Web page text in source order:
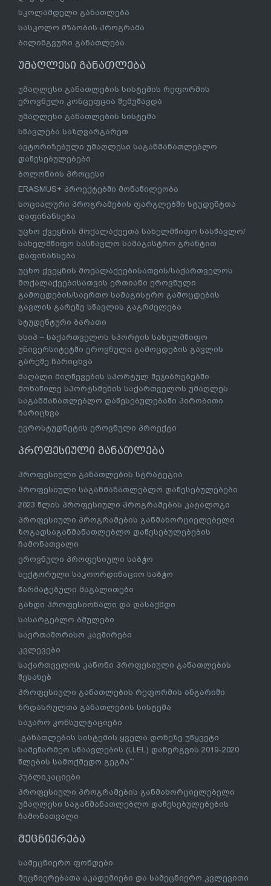
სკოლამდელი განათლება
სასკოლო მზაობის პროგრამა
ბილინგვური განათლება
უმაღლესი განათლება
უმაღლესი განათლების სისტემის რეფორმის
ეროვნული კონცეფცია შემუშავდა
უმაღლესი განათლების სისტემა
სწავლება საზღვარგარეთ
ავტორიზებული უმაღლესი საგანმანათლებლო
დაწესებულებები
ბოლონიის პროცესი
ERASMUS+ პროექტებში მონაწილეობა
სოციალური პროგრამების ფარგლებში სტუდენტთა
დაფინანსება
უცხო ქვეყნის მოქალაქეეთა სახელმწიფო სასწავლო/
სახელმწიფო სასწავლო სამაგისტრო გრანტით
დაფინანსება
უცხო ქვეყნის მოქალაქეებისათვის/საქართველოს
მოქალაქეებისათვის ერთიანი ეროვნული
გამოცდების/საერთო სამაგისტრო გამოცდების
გავლის გარეშე სწავლის გაგრძელება
სტუდენტური ბარათი
სსიპ – საქართველოს სპორტის სახელმწიფო
უნივერსიტეტში ეროვნული გამოცდების გავლის
გარეშე ჩარიცხვა
მაღალი მიღწევების სპორტულ შეჯიბრებებში
მონაწილე სპორტსმენის საქართველოს უმაღლეს
საგანმანათლებლო დაწესებულებაში პირობითი
ჩარიცხვა
ევროსტუდნეტის ეროვნული პროექტი
პროფესიული განათლება
პროფესიული განათლების სტრატეგია
პროფესიული საგანმანათლებლო დაწესებულებები
2023 წლის პროფესიული პროგრამების კატალოგი
პროფესიული პროგრამების განმახორციელებელი
ზოგადსაგანმანათლებლო დაწესებულებების
ჩამონათვალი
ეროვნული პროფესიული საბჭო
სექტორული საკოორდინაციო საბჭო
წარმატებული მაგალითები
გახდი პროფესიონალი და დასაქმდი
სასარგებლო ბმულები
საერთაშორისო კავშირები
კვლევები
საქართველოს კანონი პროფესიული განათლების
შესახებ
პროფესიული განათლების რეფორმის ანგარიში
ზრდასრულთა განათლების სისტემა
საჯარო კონსულტაციები
„განათლების სისტემის ყველა დონეზე უწყვეტი
სამეწარმეო სწაავლების (LLEL) დანერგვის 2019-2020
წლების სამოქმედო გეგმა“’
პუბლიკაციები
პროფესიული პროგრამების განმახორციელებელი
უმაღლესი საგანმანათლებლო დაწესებულებების
ჩამონათვალი
მეცნიერება
სამეცნიერო ფონდები
მეცნიერებათა აკადემიები და სამეცნიერო კვლევითი